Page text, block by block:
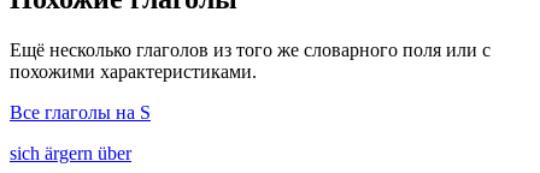
Ещё несколько глаголов из того же словарного поля или с
похожими характеристиками.
Все глаголы на S
sich ärgern über